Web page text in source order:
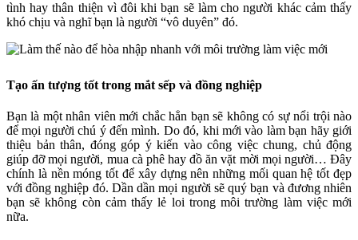
tình hay thân thiện vì đôi khi bạn sẽ làm cho người khác cảm thấy
khó chịu và nghĩ bạn là người “vô duyên” đó.
Tạo ấn tượng tốt trong mắt sếp và đồng nghiệp
Bạn là một nhân viên mới chắc hẳn bạn sẽ không có sự nổi trội nào
để mọi người chú ý đến mình. Do đó, khi mới vào làm bạn hãy giới
thiệu bản thân, đóng góp ý kiến vào công việc chung, chủ động
giúp đỡ mọi người, mua cà phê hay đồ ăn vặt mời mọi người… Đây
chính là nền móng tốt để xây dựng nên những mối quan hệ tốt đẹp
với đồng nghiệp đó. Dần dần mọi người sẽ quý bạn và đương nhiên
bạn sẽ không còn cảm thấy lẻ loi trong môi trường làm việc mới
nữa.